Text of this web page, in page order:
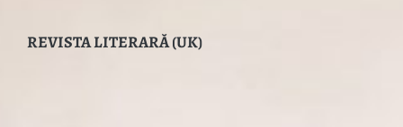
REVISTA LITERARĂ (UK)